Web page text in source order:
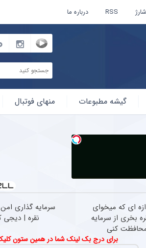
RSS درباره ما
گیشه مطبوعات منهای فوتبال
ای که میخوای
بخری از سرمایه
کنی
سرمایه گذاری امن
نقره | دیجی
برای درج بک لینک شما در همین ستون